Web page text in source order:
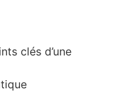
clés d’une